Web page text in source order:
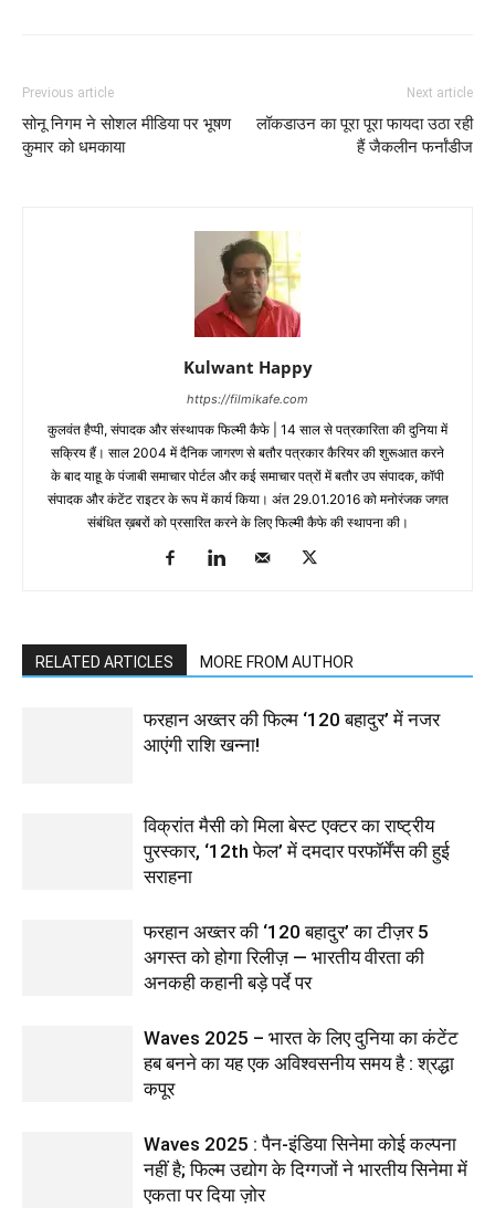
Previous article
सोनू निगम ने सोशल मीडिया पर भूषण
कुमार को धमकाया
Next article
लॉकडाउन का पूरा पूरा फायदा उठा रही
हैं जैकलीन फर्नांडीज
Kulwant Happy
https://filmikafe.com
कुलवंत हैप्‍पी, संपादक और संस्‍थापक फिल्‍मी कैफे | 14 साल से पत्रकारिता की दुनिया में
सक्रिय हैं। साल 2004 में दैनिक जागरण से बतौर पत्रकार कैरियर की शुरूआत करने
के बाद याहू के पंजाबी समाचार पोर्टल और कई समाचार पत्रों में बतौर उप संपादक, कॉपी
संपादक और कंटेंट राइटर के रूप में कार्य किया। अंत 29.01.2016 को मनोरंजक जगत
संबंधित ख़बरों को प्रसारित करने के लिए फिल्‍मी कैफे की स्‍थापना की।
RELATED ARTICLES MORE FROM AUTHOR
फरहान अख्तर की फिल्म ‘120 बहादुर’ में नजर
आएंगी राशि खन्ना!
विक्रांत मैसी को मिला बेस्ट एक्टर का राष्ट्रीय
पुरस्कार, ‘12th फेल’ में दमदार परफॉर्मेंस की हुई
सराहना
फरहान अख्तर की ‘120 बहादुर’ का टीज़र 5
अगस्त को होगा रिलीज़ — भारतीय वीरता की
अनकही कहानी बड़े पर्दे पर
Waves 2025 – भारत के लिए दुनिया का कंटेंट
हब बनने का यह एक अविश्वसनीय समय है : श्रद्धा
कपूर
Waves 2025 : पैन-इंडिया सिनेमा कोई कल्पना
नहीं है; फिल्म उद्योग के दिग्गजों ने भारतीय सिनेमा में
एकता पर दिया ज़ोर